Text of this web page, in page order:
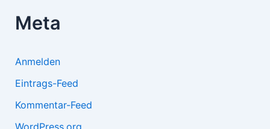
Meta
Anmelden
Eintrags-Feed
Kommentar-Feed